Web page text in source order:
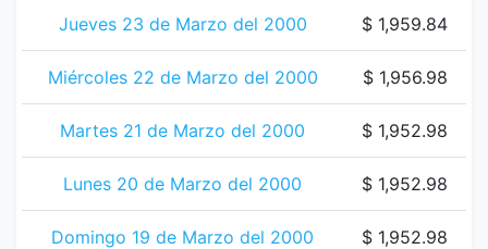
Jueves 23 de Marzo del 2000 $ 1,959.84
Miércoles 22 de Marzo del 2000 $ 1,956.98
Martes 21 de Marzo del 2000 $ 1,952.98
Lunes 20 de Marzo del 2000 $ 1,952.98
Domingo 19 de Marzo del 2000 $ 1,952.98